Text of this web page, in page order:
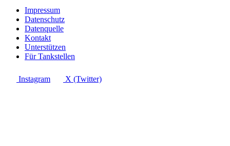
Impressum
Datenschutz
Datenquelle
Kontakt
Unterstützen
Für Tankstellen
Instagram X (Twitter)